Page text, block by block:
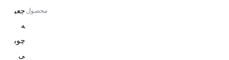
محصول جعب
ه
چوب
ی